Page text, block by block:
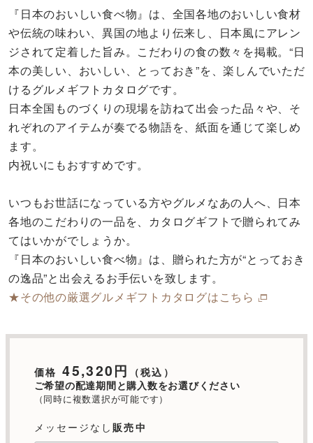
『日本のおいしい食べ物』は、全国各地のおいしい食材
や伝統の味わい、異国の地より伝来し、日本風にアレン
ジされて定着した旨み。こだわりの食の数々を掲載。“日
本の美しい、おいしい、とっておき”を、楽しんでいただ
けるグルメギフトカタログです。
日本全国ものづくりの現場を訪ねて出会った品々や、そ
れぞれのアイテムが奏でる物語を、紙面を通じて楽しめ
ます。
内祝いにもおすすめです。
いつもお世話になっている方やグルメなあの人へ、日本
各地のこだわりの一品を、カタログギフトで贈られてみ
てはいかがでしょうか。
『日本のおいしい食べ物』は、贈られた方が“とっておき
の逸品”と出会えるお手伝いを致します。
★その他の厳選グルメギフトカタログはこちら
価格 45,320円
（税込）
ご希望の配達期間と購入数をお選びください
（同時に複数選択が可能です）
メッセージなし販売中